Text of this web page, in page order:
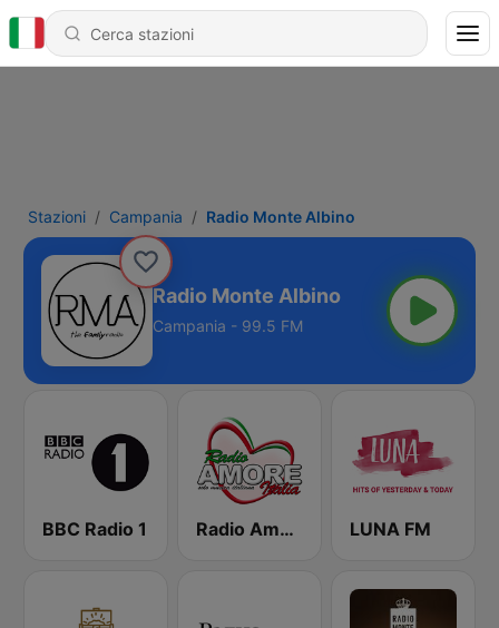
Stazioni Campania Radio Monte Albino
Radio Monte Albino
Campania - 99.5 FM
BBC Radio 1 Radio Amore Italia LUNA FM